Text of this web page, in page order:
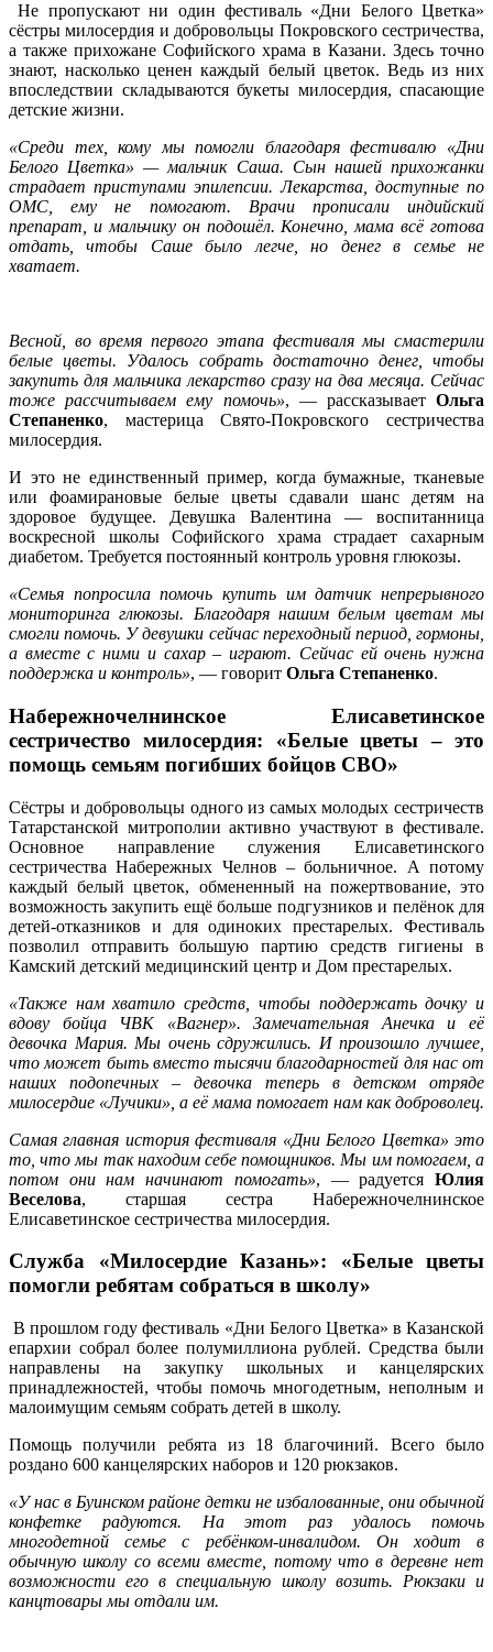
Не пропускают ни один фестиваль «Дни Белого Цветка»
сёстры милосердия и добровольцы Покровского сестричества,
а также прихожане Софийского храма в Казани. Здесь точно
знают, насколько ценен каждый белый цветок. Ведь из них
впоследствии складываются букеты милосердия, спасающие
детские жизни.
«Среди тех, кому мы помогли благодаря фестивалю «Дни
Белого Цветка» — мальчик Саша. Сын нашей прихожанки
страдает приступами эпилепсии. Лекарства, доступные по
ОМС, ему не помогают. Врачи прописали индийский
препарат, и мальчику он подошёл. Конечно, мама всё готова
отдать, чтобы Саше было легче, но денег в семье не
хватает.
Весной, во время первого этапа фестиваля мы смастерили
белые цветы. Удалось собрать достаточно денег, чтобы
закупить для мальчика лекарство сразу на два месяца. Сейчас
тоже рассчитываем ему помочь», — рассказывает Ольга
Степаненко, мастерица Свято-Покровского сестричества
милосердия.
И это не единственный пример, когда бумажные, тканевые
или фоамирановые белые цветы сдавали шанс детям на
здоровое будущее. Девушка Валентина — воспитанница
воскресной школы Софийского храма страдает сахарным
диабетом. Требуется постоянный контроль уровня глюкозы.
«Семья попросила помочь купить им датчик непрерывного
мониторинга глюкозы. Благодаря нашим белым цветам мы
смогли помочь. У девушки сейчас переходный период, гормоны,
а вместе с ними и сахар – играют. Сейчас ей очень нужна
поддержка и контроль», — говорит Ольга Степаненко.
Набережночелнинское Елисаветинское
сестричество милосердия: «Белые цветы – это
помощь семьям погибших бойцов СВО»
Сёстры и добровольцы одного из самых молодых сестричеств
Татарстанской митрополии активно участвуют в фестивале.
Основное направление служения Елисаветинского
сестричества Набережных Челнов – больничное. А потому
каждый белый цветок, обмененный на пожертвование, это
возможность закупить ещё больше подгузников и пелёнок для
детей-отказников и для одиноких престарелых. Фестиваль
позволил отправить большую партию средств гигиены в
Камский детский медицинский центр и Дом престарелых.
«Также нам хватило средств, чтобы поддержать дочку и
вдову бойца ЧВК «Вагнер». Замечательная Анечка и её
девочка Мария. Мы очень сдружились. И произошло лучшее,
что может быть вместо тысячи благодарностей для нас от
наших подопечных – девочка теперь в детском отряде
милосердие «Лучики», а её мама помогает нам как доброволец.
Самая главная история фестиваля «Дни Белого Цветка» это
то, что мы так находим себе помощников. Мы им помогаем, а
потом они нам начинают помогать», — радуетсяЮлия
Веселова, старшая сестра Набережночелнинское
Елисаветинское сестричества милосердия.
Служба «Милосердие Казань»: «Белые цветы
помогли ребятам собраться в школу»
В прошлом году фестиваль «Дни Белого Цветка» в Казанской
епархии собрал более полумиллиона рублей. Средства были
направлены на закупку школьных и канцелярских
принадлежностей, чтобы помочь многодетным, неполным и
малоимущим семьям собрать детей в школу.
Помощь получили ребята из 18 благочиний. Всего было
роздано 600 канцелярских наборов и 120 рюкзаков.
«У нас в Буинском районе детки не избалованные, они обычной
конфетке радуются. На этот раз удалось помочь
многодетной семье с ребёнком-инвалидом. Он ходит в
обычную школу со всеми вместе, потому что в деревне нет
возможности его в специальную школу возить. Рюкзаки и
канцтовары мы отдали им.